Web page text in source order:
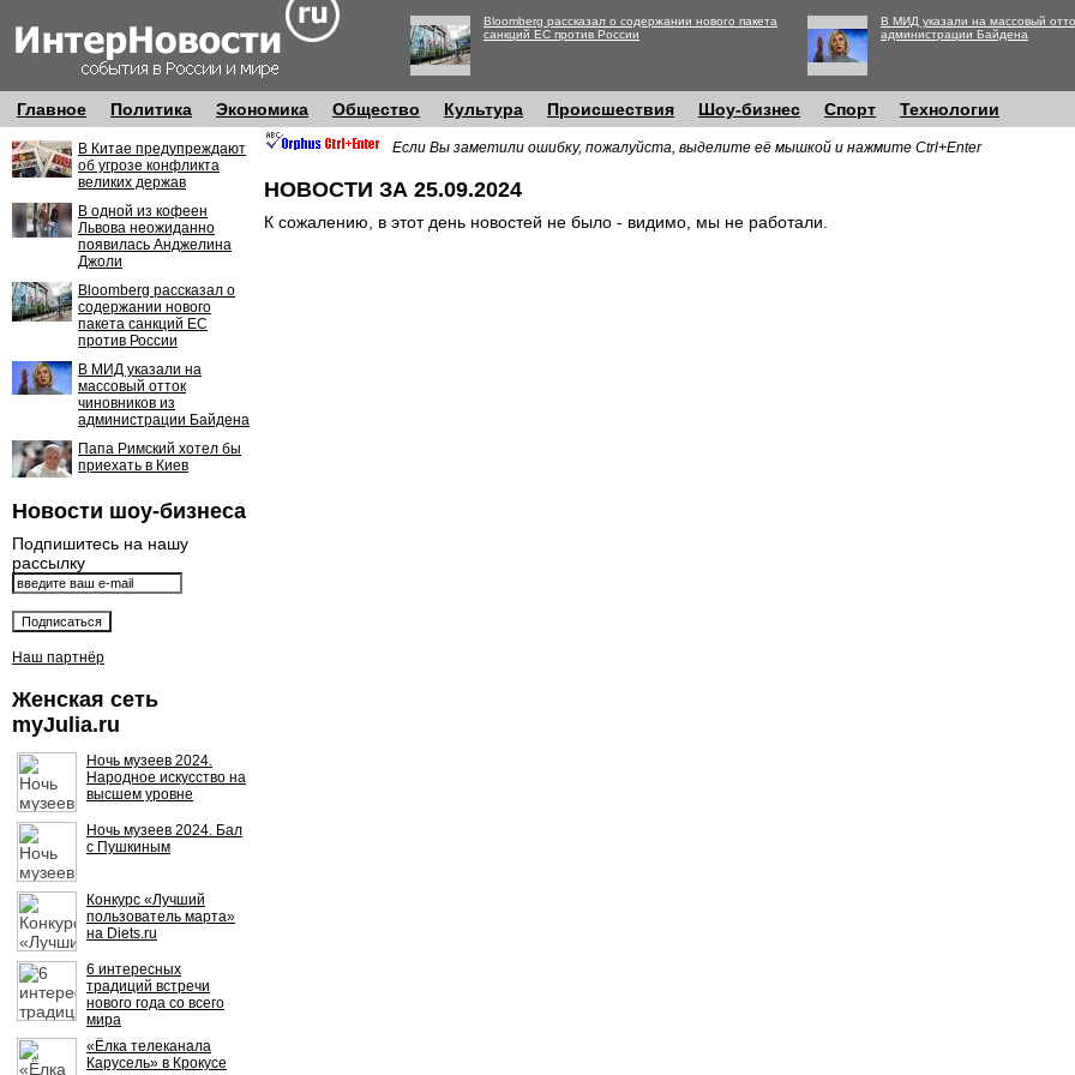
Bloomberg рассказал о содержании нового пакета
санкций ЕС против России
В МИД указали на массовый
администрации Байдена
Главное Политика Экономика Общество Культура Происшествия Шоу-бизнес Спорт Технологии
В Китае предупреждают
об угрозе конфликта
великих держав
В одной из кофеен
Львова неожиданно
появилась Анджелина
Джоли
Bloomberg рассказал о
содержании нового
пакета санкций ЕС
против России
В МИД указали на
массовый отток
чиновников из
администрации Байдена
Папа Римский хотел бы
приехать в Киев
Новости шоу-бизнеса
Подпишитесь на нашу
рассылку
Наш партнёр
Женская сеть
myJulia.ru
Ночь музеев 2024.
Народное искусство на
высшем уровне
Ночь музеев 2024. Бал
с Пушкиным
Конкурс «Лучший
пользователь марта»
на Diets.ru
6 интересных
традиций встречи
нового года со всего
мира
«Ёлка телеканала
Карусель» в Крокусе
Если Вы заметили ошибку, пожалуйста, выделите её мышкой и нажмите Ctrl+Enter
НОВОСТИ ЗА 25.09.2024
К сожалению, в этот день новостей не было - видимо, мы не работали.